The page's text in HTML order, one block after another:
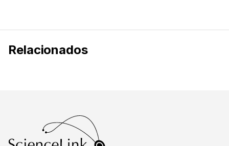
Relacionados